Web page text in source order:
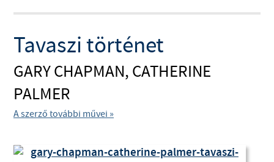
Tavaszi történet
GARY CHAPMAN, CATHERINE
PALMER
A szerző további művei »